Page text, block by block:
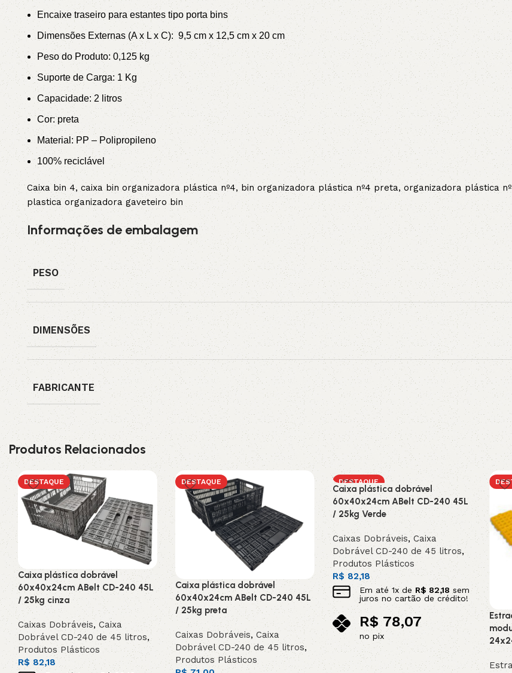
Encaixe traseiro para estantes tipo porta bins
Dimensões Externas (A x L x C): 9,5 cm x 12,5 cm x 20 cm
Peso do Produto: 0,125 kg
Suporte de Carga: 1 Kg
Capacidade: 2 litros
Cor:preta
Material: PP – Polipropileno
100% reciclável
Caixa bin 4, caixa bin organizadora plástica nº4, bin organizadora plástica nº4 preta, organizadora plástica
plastica organizadora gaveteiro bin
Informações de embalagem
PESO
DIMENSÕES
FABRICANTE
Produtos Relacionados
DESTAQUE
Caixa plástica dobrável
60x40x24cm ABelt CD-240 45L
/ 25kg cinza
Caixas Dobráveis, Caixa
Dobrável CD-240 de 45 litros,
Produtos Plásticos
R$ 82,18
DESTAQUE
Caixa plástica dobrável
60x40x24cm ABelt CD-240 45L
/ 25kg preta
Caixas Dobráveis, Caixa
Dobrável CD-240 de 45 litros,
Produtos Plásticos
DESTAQUE
Caixa plástica dobrável
60x40x24cm ABelt CD-240 45L
/ 25kg Verde
Caixas Dobráveis,Caixa
Dobrável CD-240 de 45 litros,
Produtos Plásticos
R$82,18
Em até1x de R$82,18 sem
juros no cartão de crédito!
R$78,07
no pix
Adicionar ao carrinho